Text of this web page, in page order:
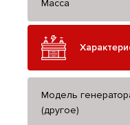
Масса
Модель
(другое)